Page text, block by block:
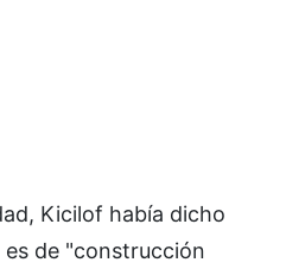
Kicilof había dicho
es de "construcción